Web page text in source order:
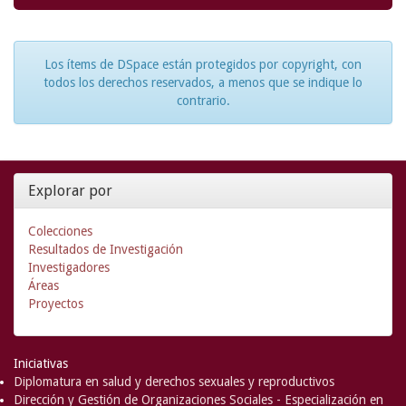
Los ítems de DSpace están protegidos por copyright, con
todos los derechos reservados, a menos que se indique lo
contrario.
Explorar por
Colecciones
Resultados de Investigación
Investigadores
Áreas
Proyectos
Iniciativas
Diplomatura en salud y derechos sexuales y reproductivos
Dirección y Gestión de Organizaciones Sociales - Especialización en